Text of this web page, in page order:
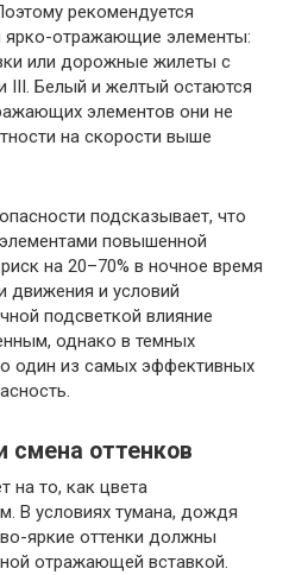
рекомендуется
ярко-отражающие элементы:
или дорожные жилеты с
III. Белый и желтый остаются
элементов они не
на скорости выше
подсказывает, что
повышенной
на 20–70% в ночное время
движения и условий
подсветкой влияние
однако в темных
один из самых эффективных
смена оттенков
на то, как цвета
В условиях тумана, дождя
яркие оттенки должны
отражающей вставкой.